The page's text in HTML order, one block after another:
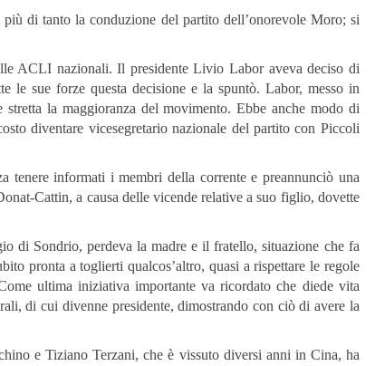
di tanto la conduzione del partito dell’onorevole Moro; si
ACLI nazionali. Il presidente Livio Labor aveva deciso di
le sue forze questa decisione e la spuntò. Labor, messo in
la maggioranza del movimento. Ebbe anche modo di
diventare vicesegretario nazionale del partito con Piccoli
tenere informati i membri della corrente e preannunciò una
Cattin, a causa delle vicende relative a suo figlio, dovette
di Sondrio, perdeva la madre e il fratello, situazione che fa
pronta a toglierti qualcos’altro, quasi a rispettare le regole
ultima iniziativa importante va ricordato che diede vita
di cui divenne presidente, dimostrando con ciò di avere la
e Tiziano Terzani, che è vissuto diversi anni in Cina, ha